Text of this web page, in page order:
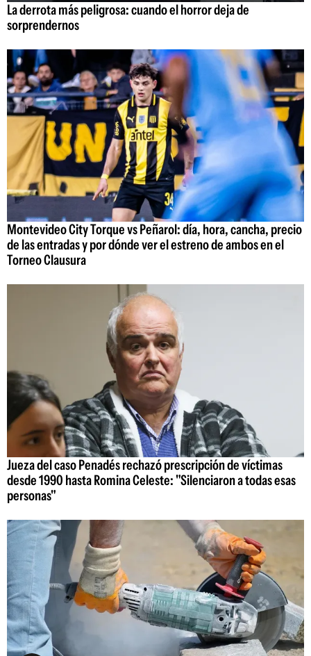
La derrota más peligrosa: cuando el horror deja de
sorprendernos
Montevideo City Torque vs Peñarol: día, hora, cancha, precio
de las entradas y por dónde ver el estreno de ambos en el
Torneo Clausura
Jueza del caso Penadés rechazó prescripción de víctimas
desde 1990 hasta Romina Celeste: "Silenciaron a todas esas
personas"